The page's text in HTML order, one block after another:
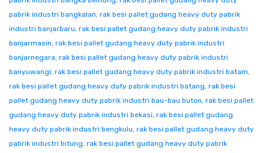
pabrik industri bangkalan, rak besi pallet gudang heavy duty pabrik
industri banjarbaru, rak besi pallet gudang heavy duty pabrik industri
banjarmasin, rak besi pallet gudang heavy duty pabrik industri
banjarnegara, rak besi pallet gudang heavy duty pabrik industri
banyuwangi, rak besi pallet gudang heavy duty pabrik industri batam,
rak besi pallet gudang heavy duty pabrik industri batang, rak besi
pallet gudang heavy duty pabrik industri bau-bau buton, rak besi pallet
gudang heavy duty pabrik industri bekasi, rak besi pallet gudang
heavy duty pabrik industri bengkulu, rak besi pallet gudang heavy duty
pabrik industri bitung, rak besi pallet gudang heavy duty pabrik